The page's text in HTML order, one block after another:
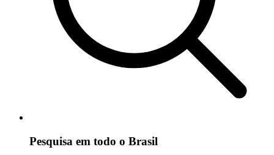
Pesquisa em todo o Brasil